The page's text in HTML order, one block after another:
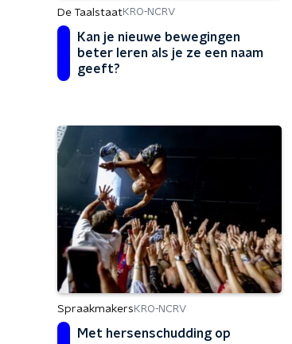
De TaalstaatKRO-NCRV
Kan je nieuwe bewegingen
beter leren als je ze een naam
geeft?
Spraakmakers KRO-NCRV
Met hersenschudding op